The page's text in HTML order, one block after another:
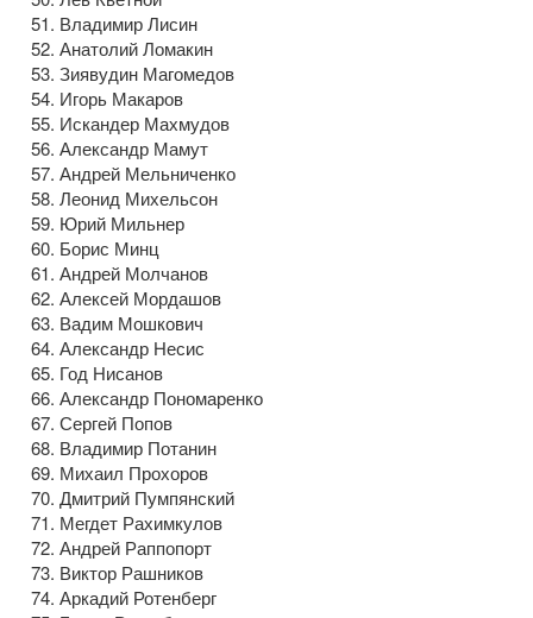
Владимир Лисин
Анатолий Ломакин
Зиявудин Магомедов
Игорь Макаров
Искандер Махмудов
Александр Мамут
Андрей Мельниченко
Леонид Михельсон
Юрий Мильнер
Борис Минц
Андрей Молчанов
Алексей Мордашов
Вадим Мошкович
Александр Несис
Год Нисанов
Александр Пономаренко
Сергей Попов
Владимир Потанин
Михаил Прохоров
Дмитрий Пумпянский
Мегдет Рахимкулов
Андрей Раппопорт
Виктор Рашников
Аркадий Ротенберг